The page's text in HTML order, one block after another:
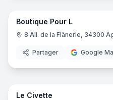
Boutique Pour L
8 All. de la Flânerie, 34300
Partager Google
Le Civette